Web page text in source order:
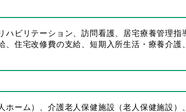
ハビリテーション、訪問看護、居宅療養管理
、住宅改修費の支給、短期入所生活・療養介
ホーム）、介護老人保健施設（老人保健施設）